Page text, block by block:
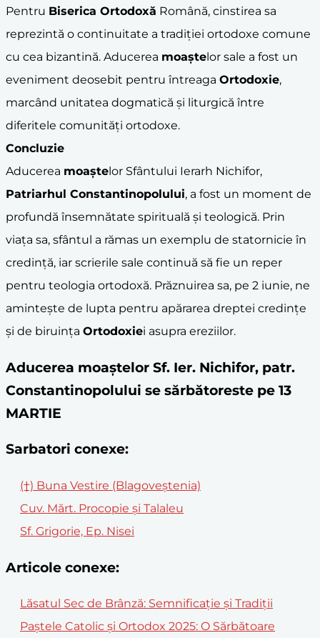
Pentru Biserica Ortodoxă Română, cinstirea sa
reprezintă o continuitate a tradiției ortodoxe comune
cu cea bizantină. Aducerea moaștelor sale a fost un
eveniment deosebit pentru întreaga Ortodoxie,
marcând unitatea dogmatică și liturgică între
diferitele comunități ortodoxe.
Concluzie
Aducerea moaștelor Sfântului Ierarh Nichifor,
Patriarhul Constantinopolului, a fost un moment de
profundă însemnătate spirituală și teologică. Prin
viața sa, sfântul a rămas un exemplu de statornicie în
credință, iar scrierile sale continuă să fie un reper
pentru teologia ortodoxă. Prăznuirea sa, pe 2 iunie, ne
amintește de lupta pentru apărarea dreptei credințe
și de biruința Ortodoxiei asupra ereziilor.
Aducerea moaștelor Sf. Ier. Nichifor, patr.
Constantinopolului se sărbătoreste pe 13
MARTIE
Sarbatori conexe:
(†) Buna Vestire (Blagoveștenia)
Cuv. Mărt. Procopie şi Talaleu
Sf. Grigorie, Ep. Nisei
Articole conexe:
Lăsatul Sec de Brânză: Semnificație și Tradiții
Paștele Catolic și Ortodox 2025: O Sărbătoare